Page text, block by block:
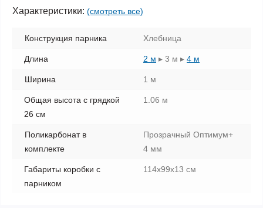
Характеристики: (смотреть все)
Конструкция парника Хлебница
Длина 2 м ▸ 3 м ▸ 4 м
Ширина 1 м
Общая высота с грядкой
26 см
1.06 м
Поликарбонат в
комплекте
Прозрачный Оптимум+
4 мм
Габариты коробки с
парником
114x99x13 см